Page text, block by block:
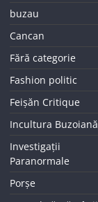
buzau
Cancan
Fără categorie
Fashion politic
Feișăn Critique
Incultura Buzoiană
Investigații
Paranormale
Porșe